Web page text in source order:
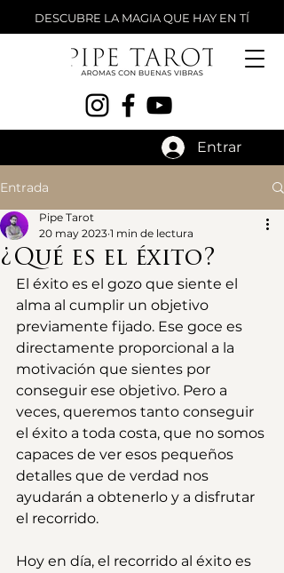
DESCUBRE LA MAGIA QUE HAY EN TÍ
Entrar
Entrada
¿Qué es el éxito?
Pipe Tarot
20 may 2023 1 min de lectura
El éxito es el gozo que siente el
alma al cumplir un objetivo
previamente fijado. Ese goce es
directamente proporcional a la
motivación que sientes por
conseguir ese objetivo. Pero a
veces, queremos tanto conseguir
el éxito a toda costa, que no somos
capaces de ver esos pequeños
detalles que de verdad nos
ayudarán a obtenerlo y a disfrutar
el recorrido.
Hoy en día, el recorrido al éxito es